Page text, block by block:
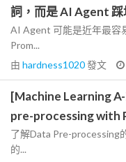
詞，而是 AI Agent
AI Agent 可能是近年最容
Prom...
由 hardness1020發文
[Machine Learning
pre-processing with
了解Data Pre-processing
的...